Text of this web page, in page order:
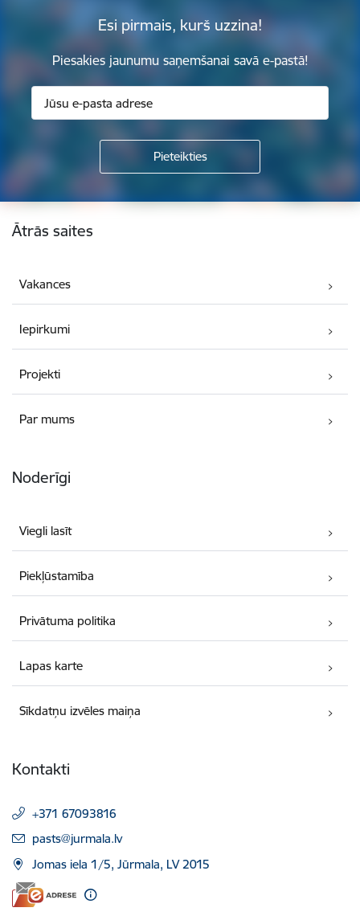
Esi pirmais, kurš uzzina!
Piesakies jaunumu saņemšanai savā e-pastā!
Kājene
Ātrās saites
Vakances
Iepirkumi
Projekti
Par mums
Noderīgi
Viegli lasīt
Piekļūstamība
Privātuma politika
Lapas karte
Sīkdatņu izvēles maiņa
Kontakti
+371 67093816
E-pasts:
pasts@jurmala.lv
Jomas iela 1/5, Jūrmala, LV 2015